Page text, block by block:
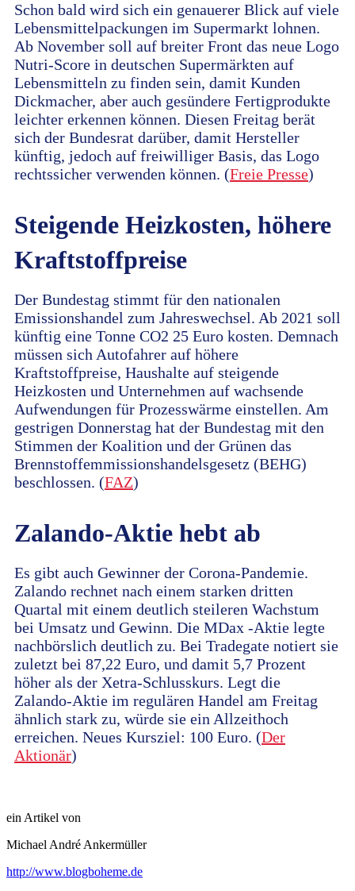
Schon bald wird sich ein genauerer Blick auf viele
Lebensmittelpackungen im Supermarkt lohnen.
Ab November soll auf breiter Front das neue Logo
Nutri-Score in deutschen Supermärkten auf
Lebensmitteln zu finden sein, damit Kunden
Dickmacher, aber auch gesündere Fertigprodukte
leichter erkennen können. Diesen Freitag berät
sich der Bundesrat darüber, damit Hersteller
künftig, jedoch auf freiwilliger Basis, das Logo
rechtssicher verwenden können. (Freie Presse)
Steigende Heizkosten, höhere
Kraftstoffpreise
Der Bundestag stimmt für den nationalen
Emissionshandel zum Jahreswechsel. Ab 2021 soll
künftig eine Tonne CO2 25 Euro kosten. Demnach
müssen sich Autofahrer auf höhere
Kraftstoffpreise, Haushalte auf steigende
Heizkosten und Unternehmen auf wachsende
Aufwendungen für Prozesswärme einstellen. Am
gestrigen Donnerstag hat der Bundestag mit den
Stimmen der Koalition und der Grünen das
Brennstoffemmissionshandelsgesetz (BEHG)
beschlossen. (FAZ)
Zalando-Aktie hebt ab
Es gibt auch Gewinner der Corona-Pandemie.
Zalando rechnet nach einem starken dritten
Quartal mit einem deutlich steileren Wachstum
bei Umsatz und Gewinn. Die MDax -Aktie legte
nachbörslich deutlich zu. Bei Tradegate notiert sie
zuletzt bei 87,22 Euro, und damit 5,7 Prozent
höher als der Xetra-Schlusskurs. Legt die
Zalando-Aktie im regulären Handel am Freitag
ähnlich stark zu, würde sie ein Allzeithoch
erreichen. Neues Kursziel: 100 Euro. (Der
Aktionär)
ein Artikel von
Michael André Ankermüller
http://www.blogboheme.de